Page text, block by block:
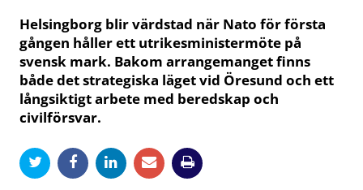
Helsingborg blir värdstad när Nato för första
gången håller ett utrikesministermöte på
svensk mark. Bakom arrangemanget finns
både det strategiska läget vid Öresund och ett
långsiktigt arbete med beredskap och
civilförsvar.